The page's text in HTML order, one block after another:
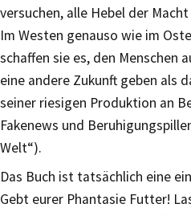
versuchen, alle Hebel der
Im Westen genauso wie im
schaffen sie es, den Menschen
eine andere Zukunft geben als
seiner riesigen Produktion an
Fakenews und
Welt“).
Das Buch ist tatsächlich eine
Gebt eurer Phantasie Futter!